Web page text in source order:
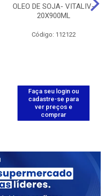
OLEO DE SOJA- VITALIV-
20X900ML
Código: 112122
Faça seu login ou
cadastre-se para
ver preços e
comprar